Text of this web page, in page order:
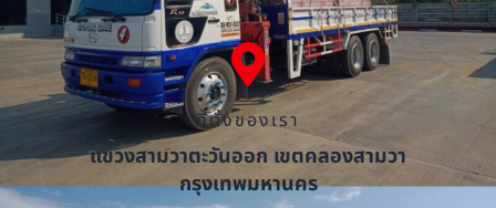
ที่ตั้งของเรา
แขวงสามวาตะวันออก เขตคลองสามวา
กรุงเทพมหานคร